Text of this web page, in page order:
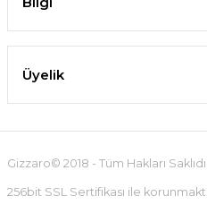
Üyelik
Gizzaro© 2018 - Tüm Hakları
256bit SSL Sertifikası ile